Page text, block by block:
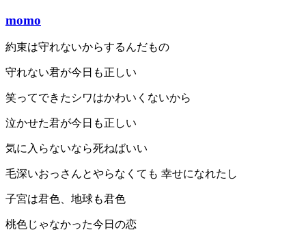
momo
約束は守れないからするんだもの
守れない君が今日も正しい
笑ってできたシワはかわいくないから
泣かせた君が今日も正しい
気に入らないなら死ねばいい
毛深いおっさんとやらなくても 幸せになれたし
子宮は君色、地球も君色
桃色じゃなかった今日の恋